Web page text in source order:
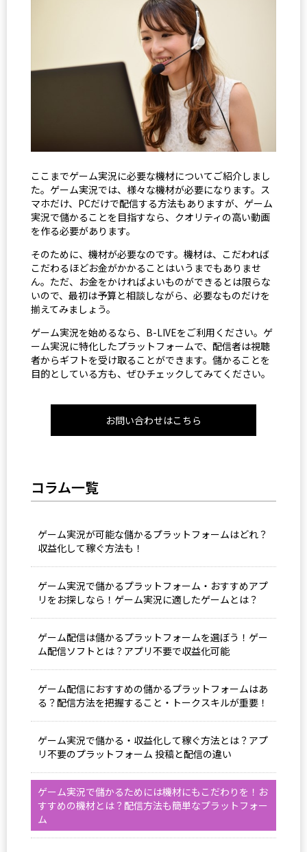
ここまでゲーム実況に必要な機材についてご紹介しまし
た。ゲーム実況では、様々な機材が必要になります。ス
マホだけ、PCだけで配信する方法もありますが、ゲーム
実況で儲かることを目指すなら、クオリティの高い動画
を作る必要があります。
そのために、機材が必要なのです。機材は、こだわれば
こだわるほどお金がかかることはいうまでもありませ
ん。ただ、お金をかければよいものができるとは限らな
いので、最初は予算と相談しながら、必要なものだけを
揃えてみましょう。
ゲーム実況を始めるなら、B-LIVEをご利用ください。ゲ
ーム実況に特化したプラットフォームで、配信者は視聴
者からギフトを受け取ることができます。儲かることを
目的としている方も、ぜひチェックしてみてください。
お問い合わせはこちら
コラム一覧
ゲーム実況が可能な儲かるプラットフォームはどれ？
収益化して稼ぐ方法も！
ゲーム実況で儲かるプラットフォーム・おすすめアプ
リをお探しなら！ゲーム実況に適したゲームとは？
ゲーム配信は儲かるプラットフォームを選ぼう！ゲー
ム配信ソフトとは？アプリ不要で収益化可能
ゲーム配信におすすめの儲かるプラットフォームはあ
る？配信方法を把握すること・トークスキルが重要！
ゲーム実況で儲かる・収益化して稼ぐ方法とは？アプ
リ不要のプラットフォーム 投稿と配信の違い
ゲーム実況で儲かるためには機材にもこだわりを！お
すすめの機材とは？配信方法も簡単なプラットフォー
ム